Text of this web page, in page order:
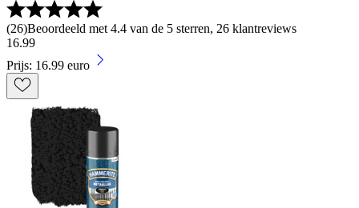
(26)Beoordeeld met 4.4 van de 5 sterren, 26 klantreviews
16.99
Prijs: 16.99 euro